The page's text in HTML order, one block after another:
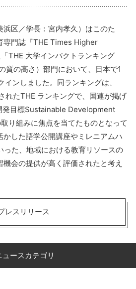
区／学長：宮内孝久）はこのた
専門誌『THE Times Higher
THE 大学インパクトランキング
質の高さ）部門において、日本で1
ンしました。同ランキングは、
れたTHE ランキングで、国連が掲げ
発目標Sustainable Development
り組みに焦点を当てたものとなって
かした語学公開講座やミレニアムハ
った、地域における教育リソースの
会の提供が高く評価されたと考え
レスリリース
ュースカテゴリ